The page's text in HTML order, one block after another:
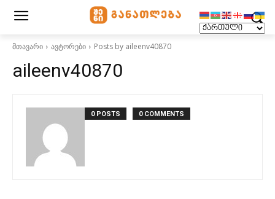
მთავარი ავტორები Posts by aileenv40870
aileenv40870
0 POSTS 0 COMMENTS